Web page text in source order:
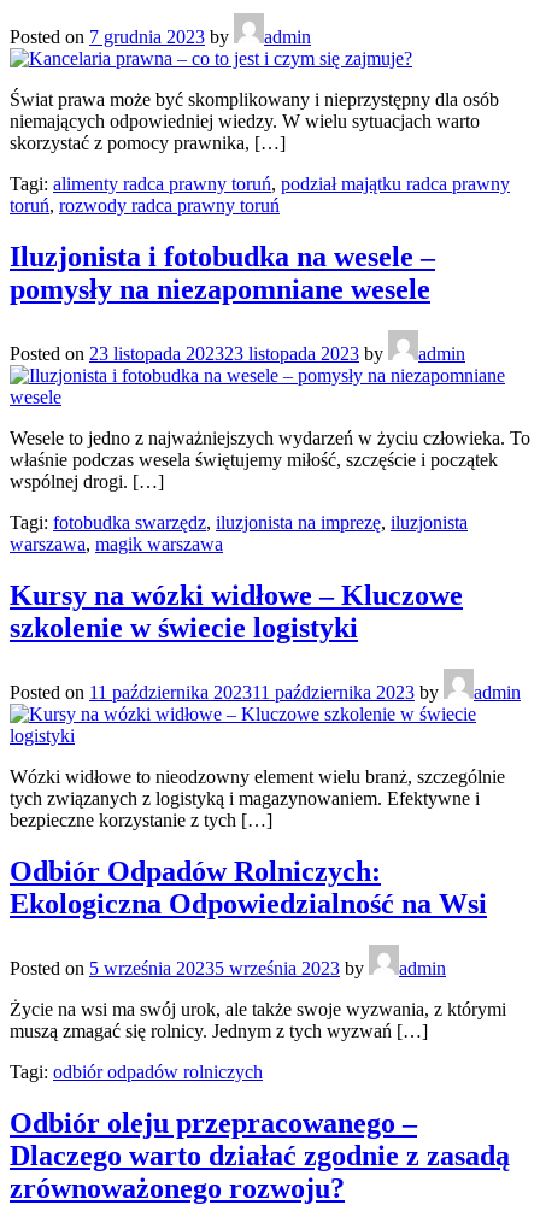
Posted on 7 grudnia 2023 by admin
Świat prawa może być skomplikowany i nieprzystępny dla osób
niemających odpowiedniej wiedzy. W wielu sytuacjach warto
skorzystać z pomocy prawnika, […]
Tagi: alimenty radca prawny toruń, podział majątku radca prawny
toruń, rozwody radca prawny toruń
Iluzjonista i fotobudka na wesele –
pomysły na niezapomniane wesele
Posted on 23 listopada 202323 listopada 2023 by admin
Wesele to jedno z najważniejszych wydarzeń w życiu człowieka. To
właśnie podczas wesela świętujemy miłość, szczęście i początek
wspólnej drogi. […]
Tagi: fotobudka swarzędz, iluzjonista na imprezę, iluzjonista
warszawa, magik warszawa
Kursy na wózki widłowe – Kluczowe
szkolenie w świecie logistyki
Posted on 11 października 202311 października 2023 by admin
Wózki widłowe to nieodzowny element wielu branż, szczególnie
tych związanych z logistyką i magazynowaniem. Efektywne i
bezpieczne korzystanie z tych […]
Odbiór Odpadów Rolniczych:
Ekologiczna Odpowiedzialność na Wsi
Posted on 5 września 20235 września 2023 by
admin
Życie na wsi ma swój urok, ale także swoje wyzwania, z którymi
muszą zmagać się rolnicy. Jednym z tych wyzwań […]
Tagi: odbiór odpadów rolniczych
Odbiór oleju przepracowanego –
Dlaczego warto działać zgodnie z zasadą
zrównoważonego rozwoju?